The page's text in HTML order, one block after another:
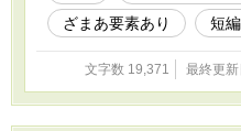
ざまあ要素あり
短編
文字数 19,371 最終更